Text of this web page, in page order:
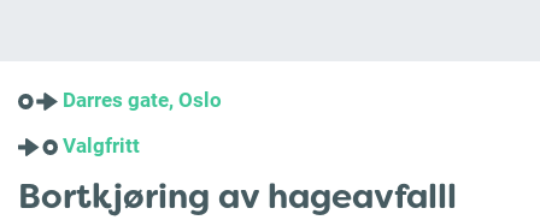
Darres gate, Oslo
Valgfritt
Bortkjøring av hageavfalll